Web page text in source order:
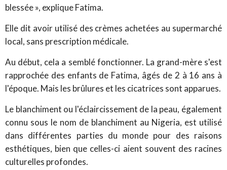
blessée », explique Fatima.
Elle dit avoir utilisé des crèmes achetées au supermarché
local, sans prescription médicale.
Au début, cela a semblé fonctionner. La grand-mère s'est
rapprochée des enfants de Fatima, âgés de 2 à 16 ans à
l'époque. Mais les brûlures et les cicatrices sont apparues.
Le blanchiment ou l'éclaircissement de la peau, également
connu sous le nom de blanchiment au Nigeria, est utilisé
dans différentes parties du monde pour des raisons
esthétiques, bien que celles-ci aient souvent des racines
culturelles profondes.